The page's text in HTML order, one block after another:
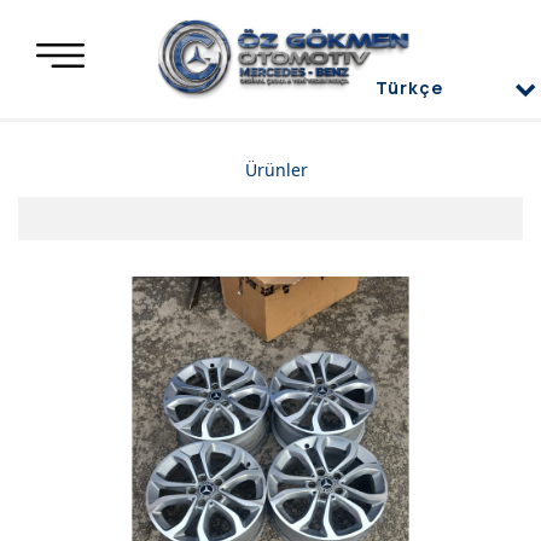
Ürünler
Mercedes Motor Aksamları ve Komple Motorlar
Mercedes Difransiyel
Mercedes Üst Kapaklar
Mercedes Direksiyon Power
Mercedes Radyatör ve İnterkol
Mercedes Ön ve Arka Tampon
Türkçe
English